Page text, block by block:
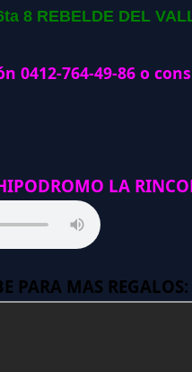
8 REBELDE DEL
0412-764-49-86 o
LA
PARA MAS REGALOS: